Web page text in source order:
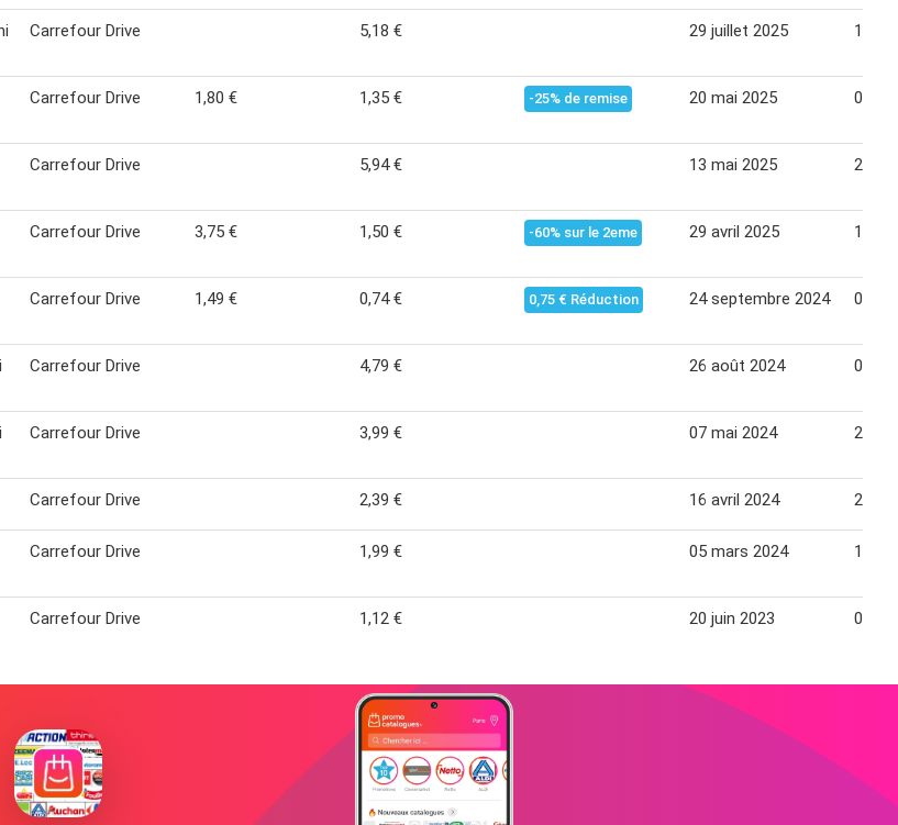
Carrefour Drive 5,18 € 29 juillet 2025 11
Carrefour Drive 1,80 € 1,35 € -25% de remise 20 mai 2025 02
Carrefour Drive 5,94 € 13 mai 2025 25
Carrefour Drive 3,75 € 1,50 € -60% sur le 2eme 29 avril 2025 12
Carrefour Drive 1,49 € 0,74 € 0,75 € Réduction 24 septembre 2024 06
Carrefour Drive 4,79 € 26 août 2024 09
Carrefour Drive 3,99 € 07 mai 2024 20
Carrefour Drive 2,39 € 16 avril 2024 28
Carrefour Drive 1,99 € 05 mars 2024 18
Carrefour Drive 1,12 € 20 juin 2023 02